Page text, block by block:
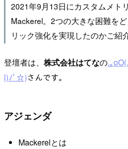
2021年9月13日にカスタムメト
Mackerel。2つの大きな困難を
リック強化を実現したのかご紹
登壇者は、 株式会社はてなの.｡
l)ﾉﾞ☆)さんです。
アジェンダ
Mackerelとは